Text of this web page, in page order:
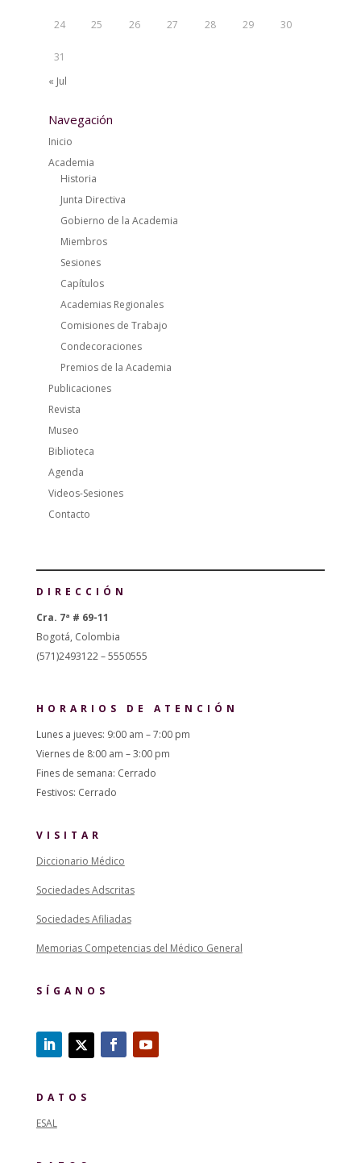
24 25 26 27 28 29 30
31
« Jul
Navegación
Inicio
Academia
Historia
Junta Directiva
Gobierno de la Academia
Miembros
Sesiones
Capítulos
Academias Regionales
Comisiones de Trabajo
Condecoraciones
Premios de la Academia
Publicaciones
Revista
Museo
Biblioteca
Agenda
Videos-Sesiones
Contacto
DIRECCIÓN
Cra. 7ª # 69-11
Bogotá, Colombia
(571)2493122 – 5550555
HORARIOS DE ATENCIÓN
Lunes a jueves: 9:00 am – 7:00 pm
Viernes de 8:00 am – 3:00 pm
Fines de semana: Cerrado
Festivos: Cerrado
VISITAR
Diccionario Médico
Sociedades Adscritas
Sociedades Afiliadas
Memorias Competencias del Médico General
SÍGANOS
DATOS
ESAL